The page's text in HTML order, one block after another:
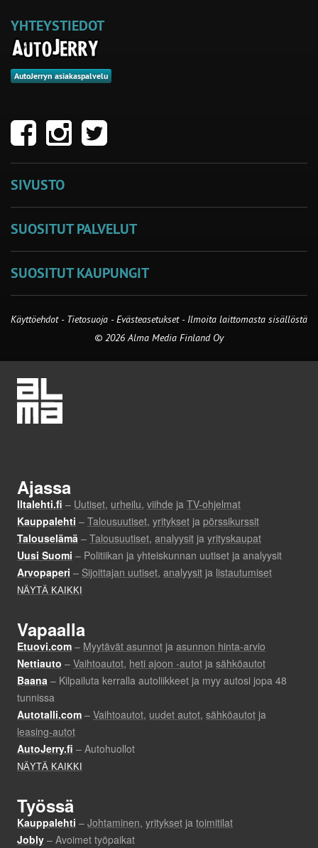
YHTEYSTIEDOT
AutoJerryn asiakaspalvelu
SIVUSTO
SUOSITUT PALVELUT
SUOSITUT KAUPUNGIT
Käyttöehdot - Tietosuoja -Evästeasetukset- Ilmoita laittomasta sisällöstä
© 2026 Alma Media Finland Oy